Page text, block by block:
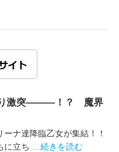
り激突―――！？ 魔界
ナ達降臨乙女が集結！！
に立ち
…続きを読む